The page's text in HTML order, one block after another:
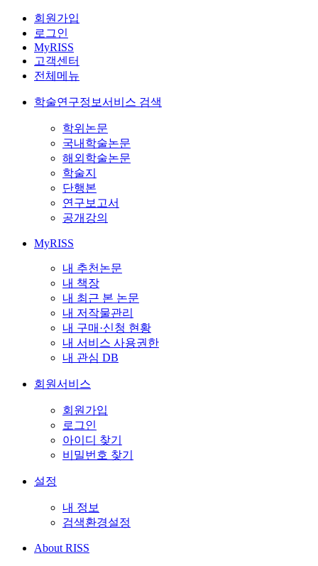
회원가입
로그인
MyRISS
고객센터
전체메뉴
학술연구정보서비스 검색
학위논문
국내학술논문
해외학술논문
학술지
단행본
연구보고서
공개강의
MyRISS
내 추천논문
내 책장
내 최근 본 논문
내 저작물관리
내 구매·신청 현황
내 서비스 사용권한
내 관심 DB
회원서비스
회원가입
로그인
아이디 찾기
비밀번호 찾기
설정
내 정보
검색환경설정
About RISS